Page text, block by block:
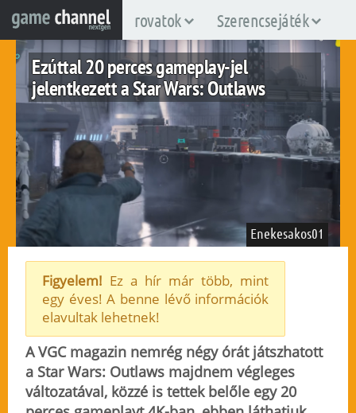
rovatok Szerencsejáték
Ezúttal 20 perces gameplay-jel
jelentkezett a Star Wars: Outlaws
pc ps5 xboxsx
Enekesakos01
Figyelem! Ez a hír már több, mint
egy éves! A benne lévő információk
elavultak lehetnek!
A VGC magazin nemrég négy órát játszhatott
a Star Wars: Outlaws majdnem végleges
változatával, közzé is tettek belőle egy 20